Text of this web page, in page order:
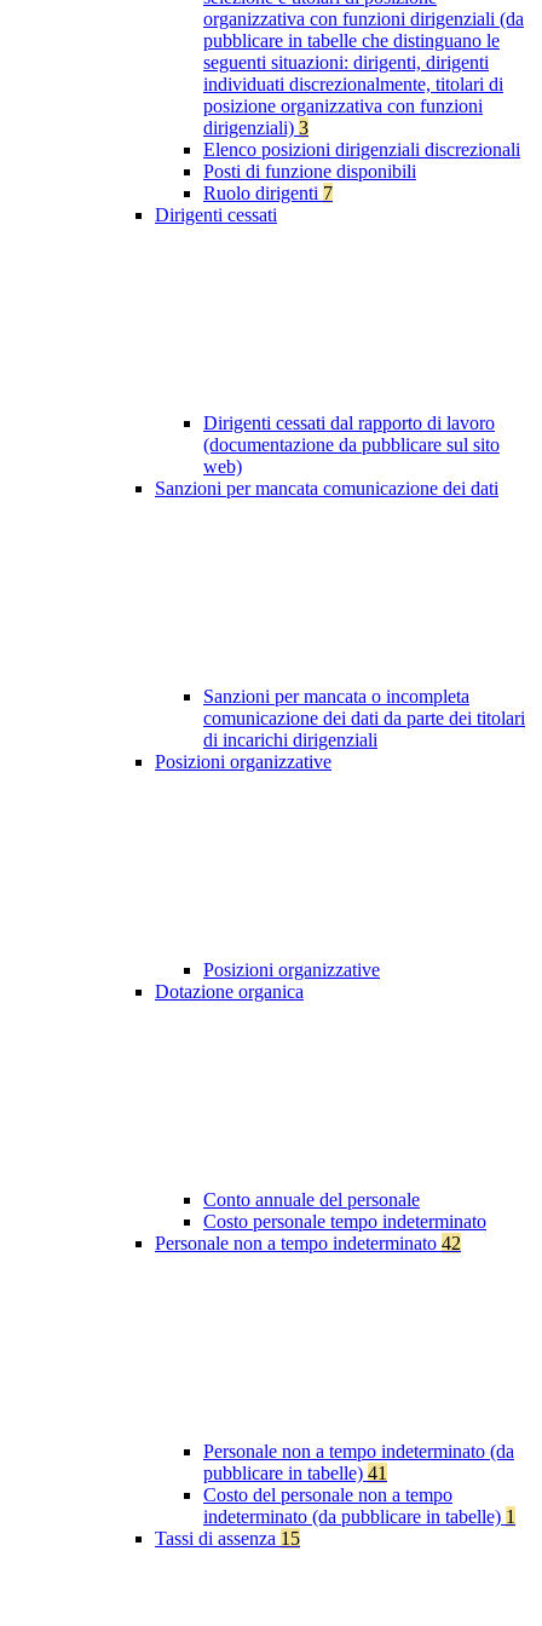
organizzativa con funzioni dirigenziali (da
pubblicare in tabelle che distinguano le
seguenti situazioni: dirigenti, dirigenti
individuati discrezionalmente, titolari di
posizione organizzativa con funzioni
dirigenziali) 3
Elenco posizioni dirigenziali discrezionali
Posti di funzione disponibili
Ruolo dirigenti 7
Dirigenti cessati
Dirigenti cessati dal rapporto di lavoro
(documentazione da pubblicare sul sito
web)
Sanzioni per mancata comunicazione dei dati
Sanzioni per mancata o incompleta
comunicazione dei dati da parte dei titolari
di incarichi dirigenziali
Posizioni organizzative
Posizioni organizzative
Dotazione organica
Conto annuale del personale
Costo personale tempo indeterminato
Personale non a tempo indeterminato 42
Personale non a tempo indeterminato (da
pubblicare in tabelle) 41
Costo del personale non a tempo
indeterminato (da pubblicare in tabelle) 1
Tassi di assenza 15